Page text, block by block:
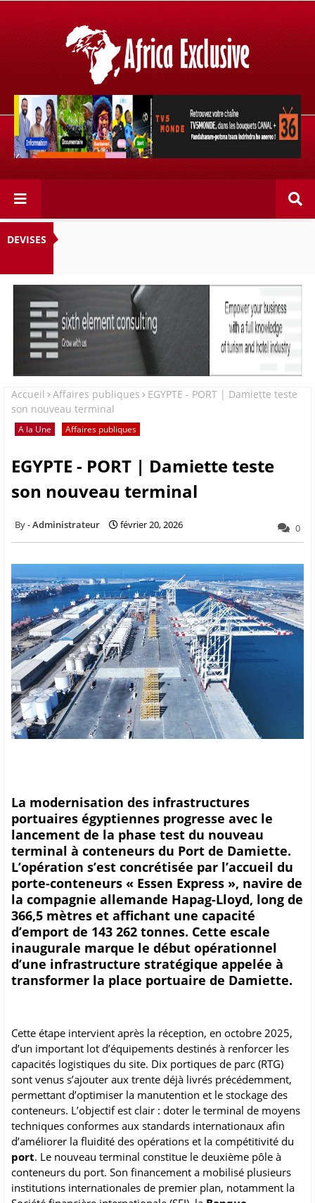
Retrouvez votre chaîne @TV5MONDE, dans les bouquets
CANAL+ 36 . Fandaharam-potoana tsara indrindra ho
anareo!
DEVISES
Accueil Affaires publiques
EGYPTE - PORT | Damiette teste
son nouveau terminal
A la Une Affaires publiques
EGYPTE - PORT | Damiette teste
son nouveau terminal
Administrateur février 20, 2026 0
La modernisation des infrastructures
portuaires égyptiennes progresse avec le
lancement de la phase test du nouveau
terminal à conteneurs du Port de Damiette.
L’opération s’est concrétisée par l’accueil du
porte-conteneurs « Essen Express », navire de
la compagnie allemande Hapag-Lloyd, long de
366,5 mètres et affichant une capacité
d’emport de 143 262 tonnes. Cette escale
inaugurale marque le début opérationnel
d’une infrastructure stratégique appelée à
transformer la place portuaire de Damiette.
Cette étape intervient après la réception, en octobre 2025,
d’un important lot d’équipements destinés à renforcer les
capacités logistiques du site. Dix portiques de parc (RTG)
sont venus s’ajouter aux trente déjà livrés précédemment,
permettant d’optimiser la manutention et le stockage des
conteneurs. L’objectif est clair : doter le terminal de moyens
techniques conformes aux standards internationaux afin
d’améliorer la fluidité des opérations et la compétitivité du
port. Le nouveau terminal constitue le deuxième pôle à
conteneurs du port. Son financement a mobilisé plusieurs
institutions internationales de premier plan, notamment la